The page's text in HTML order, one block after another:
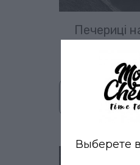
Печериці
мангалі
В
Выберете